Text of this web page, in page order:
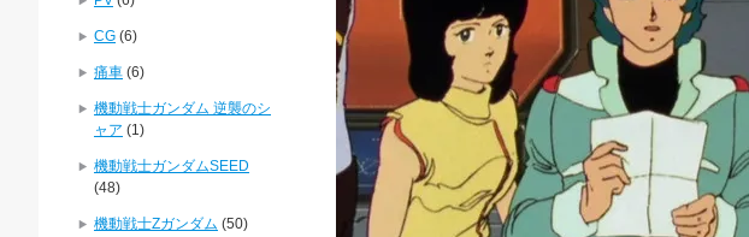
CG (6)
痛車 (6)
機動戦士ガンダム 逆襲のシ
ャア (1)
機動戦士ガンダムSEED
(48)
機動戦士Zガンダム (50)